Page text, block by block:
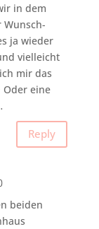
in dem
ja wieder
vielleicht
mir das
Oder eine
Reply
beiden